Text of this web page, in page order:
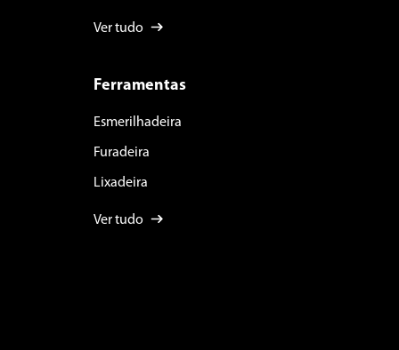
Ver tudo
Ferramentas
Esmerilhadeira
Furadeira
Lixadeira
Ver tudo